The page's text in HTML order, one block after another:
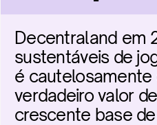
Decentraland em
sustentáveis de
é cautelosamente
verdadeiro valor
crescente base